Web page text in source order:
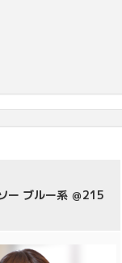
ー ブルー系 ＠215